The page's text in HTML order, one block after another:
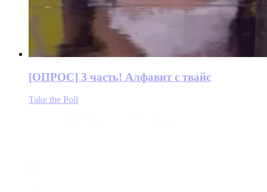
[ОПРОС] 3 часть! Алфавит с твайс
Take the Poll